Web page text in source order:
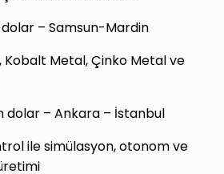
– Samsun-Mardin
Kobalt Metal, Çinko Metal ve
dolar – Ankara – İstanbul
ile simülasyon, otonom ve